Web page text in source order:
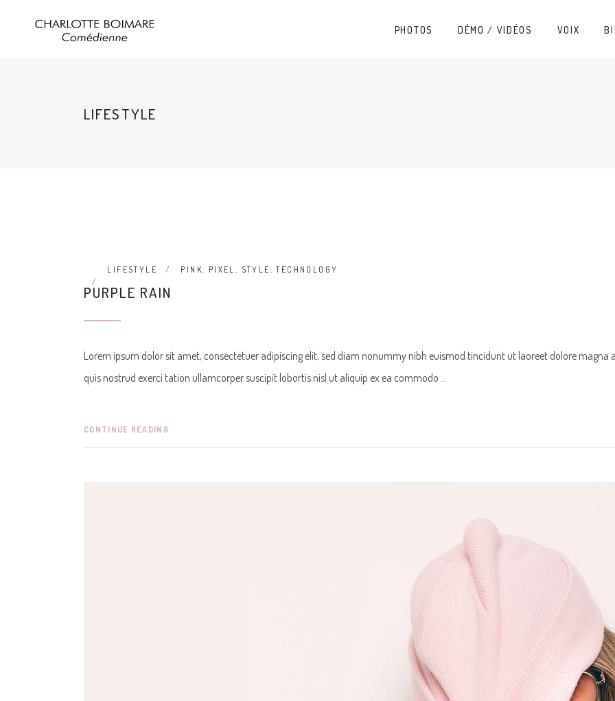
PHOTOS DÉMO / VIDÉOS VOIX
LIFESTYLE
LIFESTYLE PINK, PIXEL , STYLE ,TECHNOLOGY
PURPLE RAIN
Lorem ipsum dolor sit amet, consectetuer adipiscing elit, sed diam nonummy nibh euismod tincidunt ut laoreet dolore
quis nostrud exerci tation ullamcorper suscipit lobortis nisl ut aliquip ex ea commodo
CONTINUE READING